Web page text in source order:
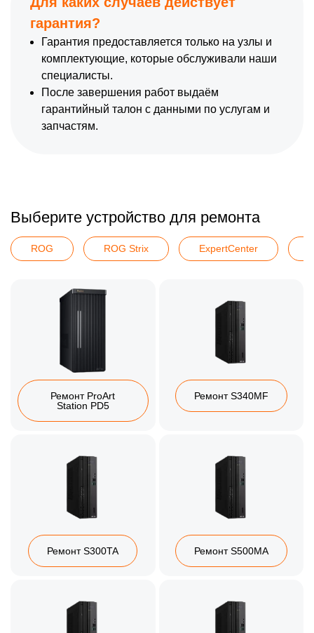
гарантия?
Гарантия предоставляется только на узлы и
комплектующие, которые обслуживали наши
специалисты.
После завершения работ выдаём
гарантийный талон с данными по услугам и
запчастям.
Выберите устройство для ремонта
ROG ROG Strix ExpertCenter
Ремонт ProArt
Station PD5
Ремонт S340MF
Ремонт S300TA Ремонт S500MA